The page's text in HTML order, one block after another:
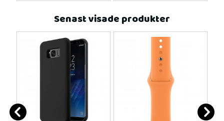
Senast visade produkter